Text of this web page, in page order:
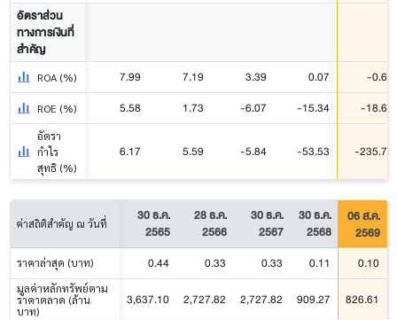
อัตราส่วน
ทางการเงินที่
สำคัญ
ROA (%) 7.99 7.19 3.39 0.07 -0.66
ROE (%) 5.58 1.73 -6.07 -15.34 -18.69
อัตรา
กำไร
สุทธิ (%)
6.17 5.59 -5.84 -53.53 -235.78
ค่าสถิติสำคัญ ณ วันที่
30 ธ.ค.
2565
28 ธ.ค.
2566
30 ธ.ค.
2567
30 ธ.ค.
2568
06 ส.ค.
2569
ราคาล่าสุด (บาท) 0.44 0.33 0.33 0.11 0.10
มูลค่าหลักทรัพย์ตาม
ราคาตลาด (ล้าน
บาท)
3,637.10 2,727.82 2,727.82 909.27
826.61